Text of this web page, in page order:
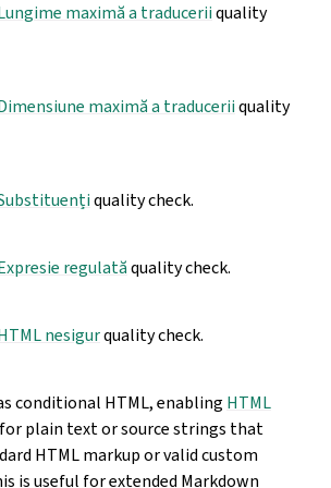
maximă a traduceriiquality
maximă a traduceriiquality
quality check.
regulatăquality check.
nesigurquality check.
conditional HTML, enabling HTML
plain text or source strings that
HTML markup or valid custom
is useful for extended Markdown